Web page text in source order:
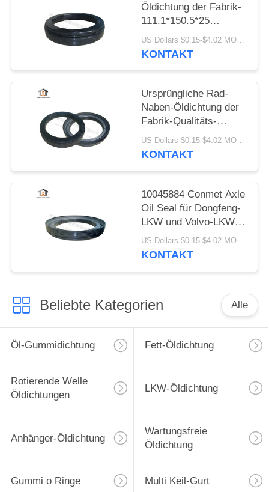
Öldichtung der Fabrik-
111.1*150.5*25
anwendbar auf Conmet
Axle No 10045883
US Dollars $0.15-$4.02 MOQ:20 Teile
KONTAKT
Ursprüngliche Rad-
Naben-Öldichtung der
Fabrik-Qualitäts-
10045887 für
Öldichtung Conmet-
US Dollars $0.15-$4.02 MOQ:20 Teile
KONTAKT
10045884 Conmet Axle
Oil Seal für Dongfeng-
LKW und Volvo-LKW
133.36x187.5x24
US Dollars $0.15-$4.02 MOQ:20 Teile
KONTAKT
Beliebte Kategorien Alle
Öl-Gummidichtung Fett-Öldichtung
Rotierende Welle
Öldichtungen
LKW-Öldichtung
Anhänger-Öldichtung
Wartungsfreie
Öldichtung
Gummi o Ringe Multi Keil-Gurt